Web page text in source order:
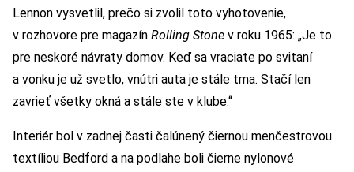
Lennon vysvetlil, prečo si zvolil toto vyhotovenie,
v rozhovore pre magazín Rolling Stone v roku 1965: „Je to
pre neskoré návraty domov. Keď sa vraciate po svitaní
a vonku je už svetlo, vnútri auta je stále tma. Stačí len
zavrieť všetky okná a stále ste v klube.“
Interiér bol v zadnej časti čalúnený čiernou menčestrovou
textíliou Bedford a na podlahe boli čierne nylonové